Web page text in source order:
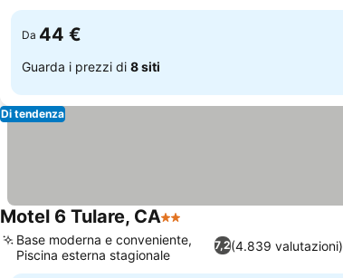
Da 44 €
Guarda i prezzi di 8 siti
Di tendenza
Motel 6 Tulare, CA2 Stelle
7,2(4.839 valutazioni)
Base moderna e conveniente,
Piscina esterna stagionale